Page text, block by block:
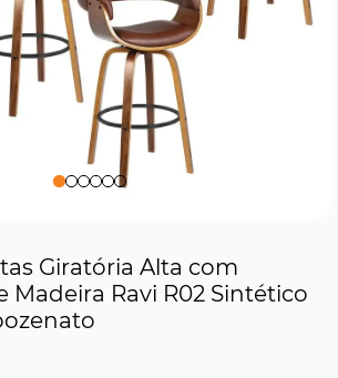
Giratória Alta com
Madeira Ravi R02 Sintético